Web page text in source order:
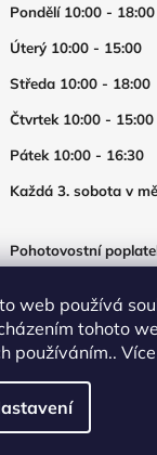
web používá
tohoto
používáním..
Pondělí 10:00 - 18:00
Úterý 10:00 - 15:00
Středa 10:00 - 18:00
Čtvrtek 10:00 - 15:00
Pátek 10:00 - 16:30
Každá 3. sobota v
Pohotovostní
250Kč
. Všechna